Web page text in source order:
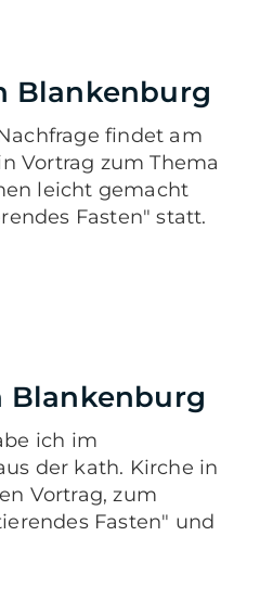
Blankenburg
findet am
Vortrag zum Thema
leicht gemacht
Fasten" statt.
Blankenburg
ich im
der kath. Kirche in
Vortrag, zum
Fasten" und